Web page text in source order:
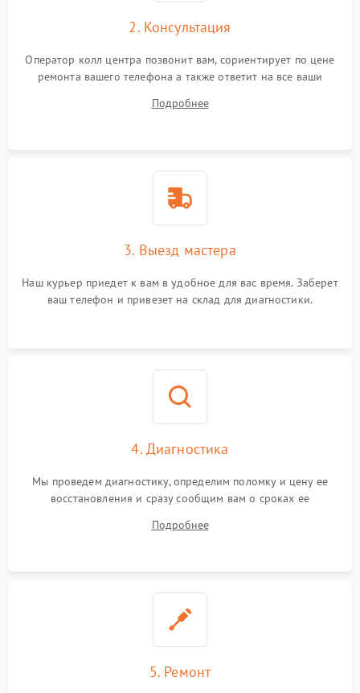
2. Консультация
Оператор колл центра позвонит вам, сориентирует по цене
ремонта вашего телефона а также ответит на все ваши
Подробнее
3. Выезд мастера
Наш курьер приедет к вам в удобное для вас время. Заберет
ваш телефон и привезет на склад для диагностики.
4. Диагностика
Мы проведем диагностику, определим поломку и цену ее
восстановления и сразу сообщим вам о сроках ее
Подробнее
5. Ремонт